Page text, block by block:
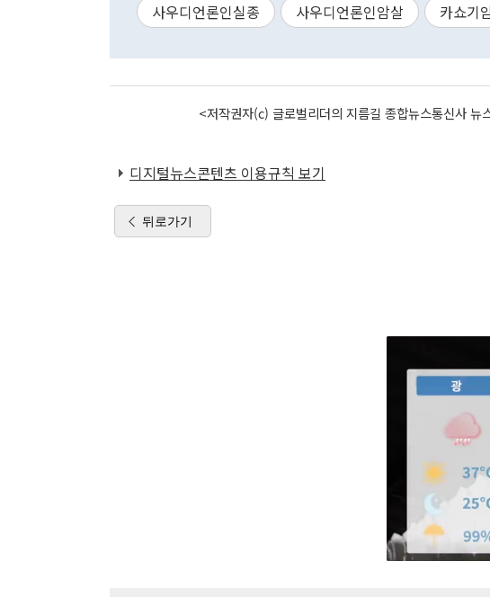
사우디언론인실종 사우디언론인암살 카쇼기
<저작권자(c) 글로벌리더의 지름길 종합뉴스통신사
디지털뉴스콘텐츠 이용규칙 보기
뒤로가기